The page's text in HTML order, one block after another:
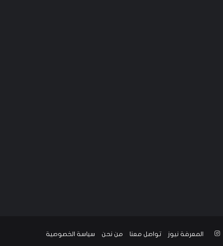
المعرفة نيوز تواصل معنا من نحن سياسة الخصوصية ‫YouTube
انستقرام